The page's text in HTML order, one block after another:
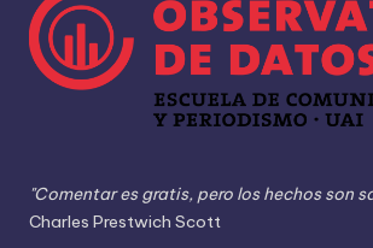
"Comentar es gratis, pero los hechos son
Charles Prestwich Scott